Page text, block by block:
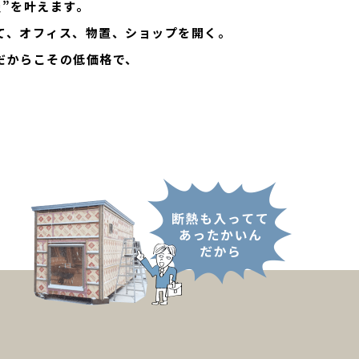
を叶えます。
オフィス、物置、ショップを開く。
らこその低価格で、